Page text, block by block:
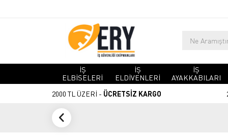
İŞ
ELBİSELERİ
İŞ
ELDİVENLERİ
İŞ
AYAKKABILARI
2000 TL ÜZERİ - ÜCRETSİZ KARGO